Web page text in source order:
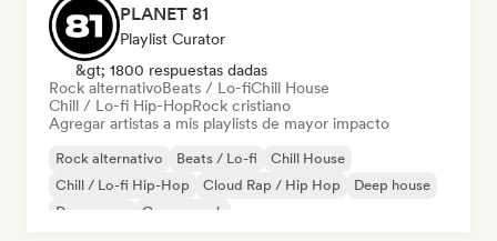
PLANET 81
Playlist Curator
&gt; 1800 respuestas dadas
Rock alternativoBeats / Lo-fiChill House
Chill / Lo-fi Hip-HopRock cristiano
Agregar artistas a mis playlists de mayor impacto
Rock alternativo Beats / Lo-fi
Chill House
Chill / Lo-fi Hip-Hop
Cloud Rap / Hip Hop
Deep house
Dream pop
Garage rock